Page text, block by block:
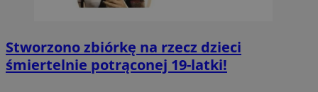
Stworzono zbiórkę na rzecz dzieci
śmiertelnie potrąconej 19-latki!